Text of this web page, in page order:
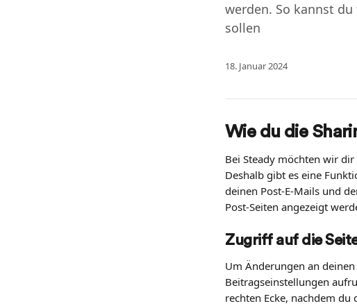
werden. So kannst
sollen
18. Januar 2024
Wie du die
Bei Steady möchten wir
Deshalb gibt es eine
deinen Post-E-Mails und
Post-Seiten angezeigt
Zugriff auf die
Um Änderungen an
Beitragseinstellungen
rechten Ecke, nachdem